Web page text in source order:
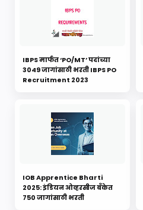
IBPS मार्फत ‘PO/MT’ पदांच्या
3049 जागांसाठी भरती IBPS PO
Recruitment 2023
IOB Apprentice Bharti
2025: इंडियन ओव्हरसीज बँकेत
750 जागांसाठी भरती